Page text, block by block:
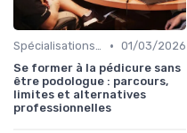
Spécialisations sectorielles • 01/03/2026
Se former à la pédicure sans
être podologue : parcours,
limites et alternatives
professionnelles